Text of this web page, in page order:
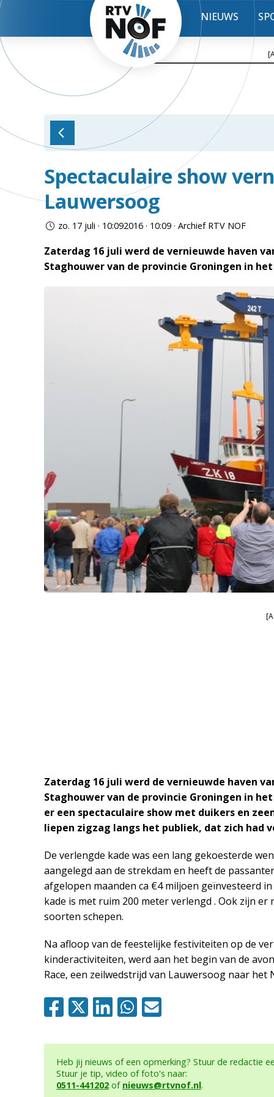
NIEUWS
Spectaculaire show
Lauwersoog
zo. 17 juli · 10:092016 · 10:09 · Archief RTV NOF
Zaterdag 16 juli werd de vernieuwde haven
Staghouwer van de provincie Groningen in
Zaterdag 16 juli werd de vernieuwde haven
Staghouwer van de provincie Groningen in
er een spectaculaire show met duikers en
liepen zigzag langs het publiek, dat zich had
De verlengde kade was een lang gekoesterde
aangelegd aan de strekdam en heeft de
afgelopen maanden ca €4 miljoen geїnvesteerd
kade is met ruim 200 meter verlengd . Ook zijn
soorten schepen.
Na afloop van de feestelijke festiviteiten op de
kinderactiviteiten, werd aan het begin van de
Race, een zeilwedstrijd van Lauwersoog naar het
Heb jij nieuws of een opmerking? Stuur de redactie
Stuur je tip, video of foto's naar:
0511-441202 of nieuws@rtvnof.nl.